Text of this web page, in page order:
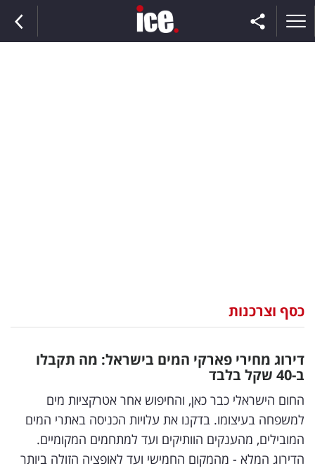
וצרכנות
דיגיטל
וטק
שיווק
ופרסום
כסף וצרכנות
דירוג מחירי פארקי המים בישראל: מה תקבלו
ב-40 שקל בלבד
החום הישראלי כבר כאן, והחיפוש אחר אטרקציות מים
למשפחה בעיצומו. בדקנו את עלויות הכניסה באתרי המים
המובילים, מהענקים הוותיקים ועד למתחמים המקומיים.
הדירוג המלא - מהמקום החמישי ועד לאופציה הזולה ביותר